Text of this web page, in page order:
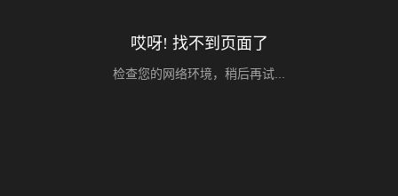
哎呀! 找不到页面了
检查您的网络环境，稍后再试...